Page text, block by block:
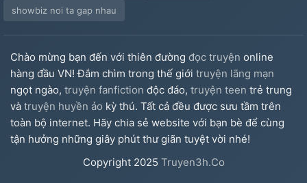
showbiz noi ta gap nhau
Chào mừng bạn đến với thiên đường đọc truyện online
hàng đầu VN! Đắm chìm trong thế giới truyện lãng mạn
ngọt ngào, truyện fanfiction độc đáo, truyện teen trẻ trung
và truyện huyền ảo kỳ thú. Tất cả đều được sưu tầm trên
toàn bộ internet. Hãy chia sẻ website với bạn bè để cùng
tận hưởng những giây phút thư giãn tuyệt vời nhé!
Copyright 2025 Truyen3h.Co